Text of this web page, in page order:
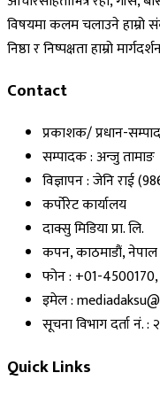
विषयमा कलम चलाउने हाम्रो
निष्ठा र निष्पक्षता हाम्रो
Contact
प्रकाशक/ प्रधान-
सम्पादक : अन्जु तामाङ
विज्ञापन : जेनि राई
कर्पोरेट कार्यालय
दाक्सु मिडिया प्रा. लि.
कपन, काठमाडौं, नेपाल
फोन : +01-
इमेल :
सूचना विभाग दर्ता नं. :
Quick Links